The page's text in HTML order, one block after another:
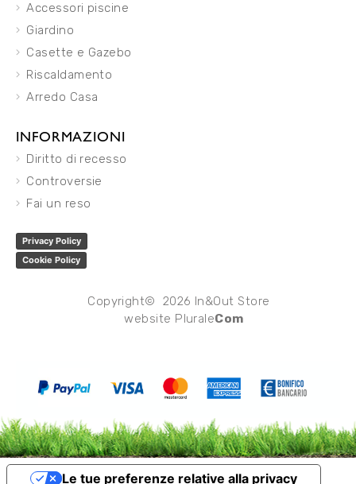
Accessori piscine
Giardino
Casette e Gazebo
Riscaldamento
Arredo Casa
INFORMAZIONI
Diritto di recesso
Controversie
Fai un reso
Privacy Policy
Cookie Policy
Copyright© 2026 In&Out Store
website PluraleCom
Le tue preferenze relative alla privacy